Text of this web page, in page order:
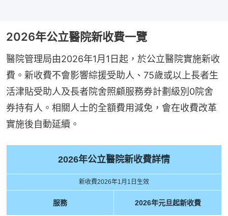
2026年公立醫院新收費一覽
醫院管理局由2026年1月1日起，於公立醫院實施新收
費。新收費不會影響綜援受助人、75歲或以上長者生
活津貼受助人及長者院舍照顧服務券計劃級別0院舍
券持有人。相關人士的全額費用減免，會在收費改革
實施後自動延續。
2026年公立醫院新收費詳情
新收費2026年1月1日生效
服務 2026年元旦起新收費